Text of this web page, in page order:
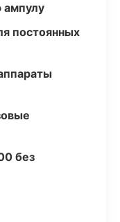
постоянных
без